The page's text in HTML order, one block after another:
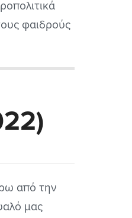
φαιδρούς
και
η
στην...
από την
μας